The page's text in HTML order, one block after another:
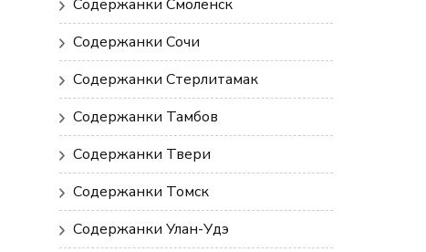
Содержанки Смоленск
Содержанки Сочи
Содержанки Стерлитамак
Содержанки Тамбов
Содержанки Твери
Содержанки Томск
Содержанки Улан-Удэ